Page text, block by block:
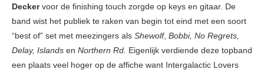
Deckervoor de finishing touch zorgde op keys en gitaar. De
band wist het publiek te raken van begin tot eind met een soort
“best of” set met meezingers als Shewolf, Bobbi, No Regrets,
Delay, Islands en Northern Rd. Eigenlijk verdiende deze topband
een plaats veel hoger op de affiche want Intergalactic Lovers